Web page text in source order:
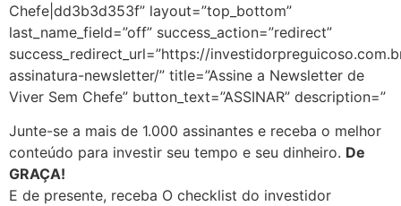
Chefe|dd3b3d353f” layout=”top_bottom”
last_name_field=”off” success_action=”redirect”
success_redirect_url=”https://
assinatura-newsletter/” title=”Assine a Newsletter de
Viver Sem Chefe” button_text=”ASSINAR” description=”
Junte-se a mais de 1.000 assinantes e receba o melhor
conteúdo para investir seu tempo e seu dinheiro. De
GRAÇA!
E de presente, receba O checklist do investidor